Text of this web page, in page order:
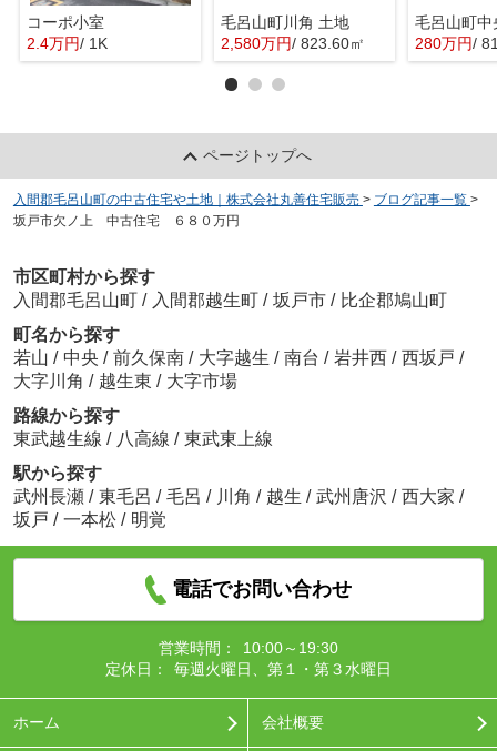
コーポ小室
2.4万円/ 1K
毛呂山町川角 土地
2,580万円/ 823.60㎡
毛呂山町
280万円/
ページトップへ
入間郡毛呂山町の中古住宅や土地｜株式会社丸善住宅販売 > ブログ記事一覧 >
坂戸市欠ノ上 中古住宅 ６８０万円
市区町村から探す
入間郡毛呂山町 / 入間郡越生町 / 坂戸市 / 比企郡鳩山町
町名から探す
若山 / 中央 / 前久保南 / 大字越生 / 南台 / 岩井西 / 西坂戸 /
大字川角 / 越生東 / 大字市場
路線から探す
東武越生線 / 八高線 / 東武東上線
駅から探す
武州長瀬 / 東毛呂 / 毛呂 / 川角 / 越生 / 武州唐沢 / 西大家 /
坂戸 / 一本松 / 明覚
電話でお問い合わせ
営業時間：
10:00～19:30
定休日：
毎週火曜日、第１・第３水曜日
ホーム 会社概要